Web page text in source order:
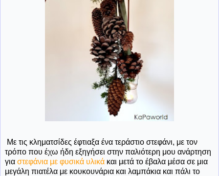
Με τις κληματσίδες έφτιαξα ένα τεράστιο στεφάνι, με τον
τρόπο που έχω ήδη εξηγήσει στην παλιότερη μου ανάρτηση
για στεφάνια με φυσικά υλικά και μετά το έβαλα μέσα σε μια
μεγάλη πιατέλα με κουκουνάρια και λαμπάκια και πάλι το